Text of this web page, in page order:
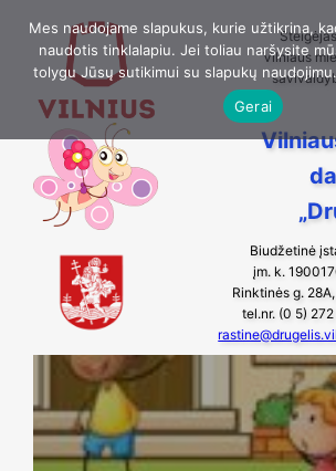
Eiti
prie
turinio
Vilniaus
Biudžetinė
įm. k.
Rinktinės g.
tel.nr. (0 5)
Mes naudojame slapukus, kurie užtikrina,
naudotis tinklalapiu. Jei toliau naršysite
tolygu Jūsų sutikimui su slapukų naudojimu.
Gerai